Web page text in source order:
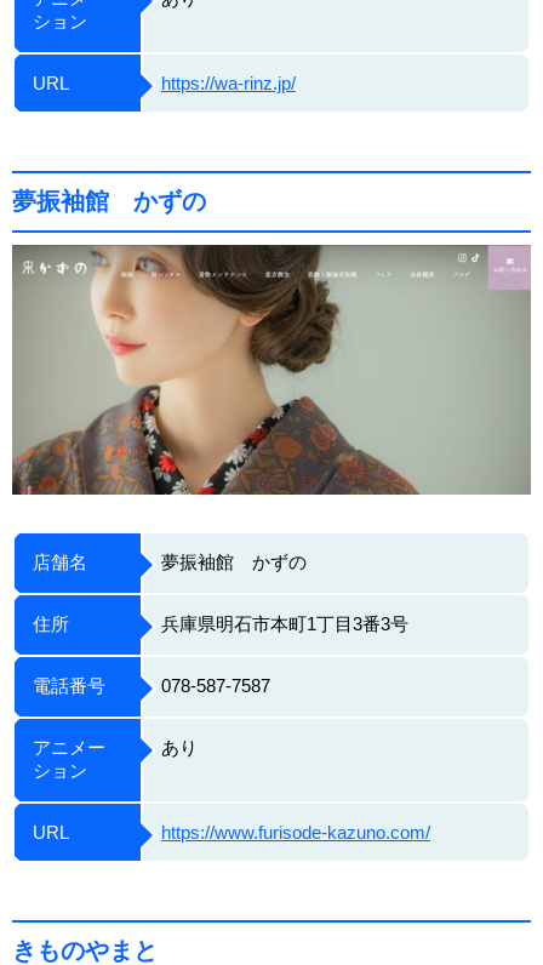
ション
URL https://wa-rinz.jp/
夢振袖館 かずの
店舗名 夢振袖館 かずの
住所 兵庫県明石市本町1丁目3番3号
電話番号 078-587-7587
アニメー
ション
あり
URL https://www.furisode-kazuno.com/
きものやまと